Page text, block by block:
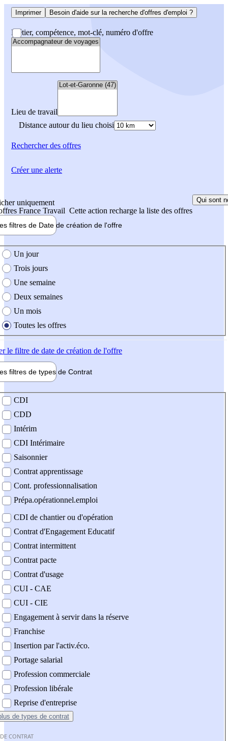
Imprimer Besoin d'aide sur la recherche d'offres d'emploi ?
Métier, compétence, mot-clé, numéro d'offre
Lieu de travail
Distance autour du lieu choisi
Rechercherdes offres
uniquement
France Travail Cette action recharge la liste des offres
Qui sont
filtres de Date de création de l'offre
création de l'offre
Un jour
Trois jours
Une semaine
Deux semaines
Un mois
Toutes les offres
le filtre de date de création de l'offre
filtres de types de Contrat
contrat
CDI
CDD
Intérim
CDI Intérimaire
Saisonnier
Contrat apprentissage
Cont. professionnalisation
Prépa.opérationnel.emploi
CDI de chantier ou d'opération
Contrat d'Engagement Educatif
Contrat intermittent
Contrat pacte
Contrat d'usage
CUI - CAE
CUI - CIE
Engagement à servir dans la réserve
Franchise
Insertion par l'activ.éco.
Portage salarial
Profession commerciale
Profession libérale
Reprise d'entreprise
de types de contrat
CONTRAT
Créer une alerte